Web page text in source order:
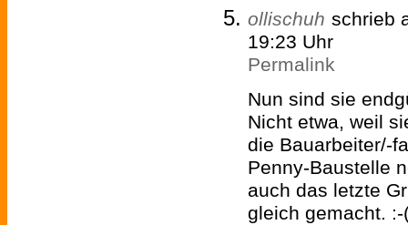
ollischuh schrieb
19:23 Uhr
Permalink
Nun sind sie
Nicht etwa, weil
die Bauarbeiter/-
Penny-Baustelle
auch das letzte
gleich gemacht. :-